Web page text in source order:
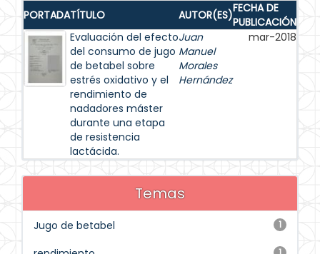
PORTADATÍTULO AUTOR(ES)FECHA DE
PUBLICACIÓN
Evaluación del efecto
del consumo de jugo
de betabel sobre
estrés oxidativo y el
rendimiento de
nadadores máster
durante una etapa
de resistencia
lactácida.
Juan
Manuel
Morales
Hernández
mar-2018
Temas
1
Jugo de betabel